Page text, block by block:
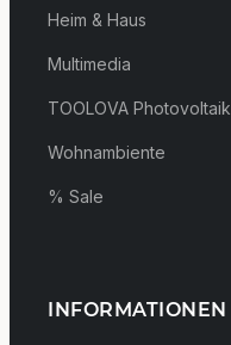
Heim & Haus
Multimedia
TOOLOVA Photovoltaik
Wohnambiente
% Sale
INFORMATIONEN